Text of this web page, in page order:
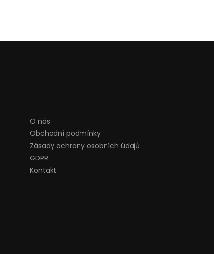
O nás
Obchodní podmínky
Zásady ochrany osobních údajů
GDPR
Kontakt